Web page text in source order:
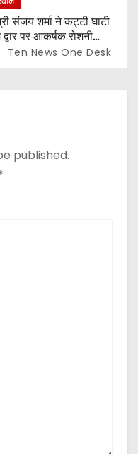
संजय शर्मा ने कट्टी घाटी
पर आकर्षक रोशनी
शुभारंभ
Ten News One Desk
published.